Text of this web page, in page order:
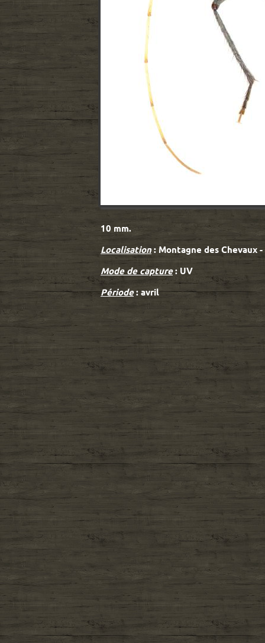
10 mm.
Localisation: Montagne des Chevaux -
Mode de capture: UV
Période: avril